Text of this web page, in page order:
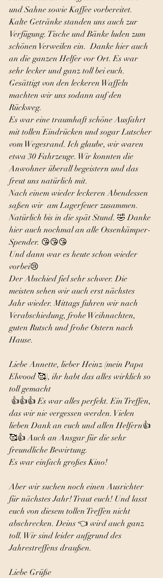
und Sahne sowie Kaffee vorbereitet.
Kalte Getränke standen uns auch zur
Verfügung. Tische und Bänke luden zum
schönen Verweilen ein.  Danke hier auch
an die ganzen Helfer vor Ort. Es war
sehr lecker und ganz toll bei euch.
Gesättigt von den leckeren Waffeln
machten wir uns sodann auf den
Rückweg.
Es war eine traumhaft schöne Ausfahrt
mit tollen Eindrücken und sogar Lutscher
vom Wegesrand. Ich glaube, wir waren
etwa 30 Fahrzeuge. Wir konnten die
Anwohner überall begeistern und das
freut uns natürlich mit.
Nach einem wieder leckeren Abendessen
saßen wir  am Lagerfeuer zusammen.
Natürlich bis in die spät Stund. 🤣 Danke
hier auch nochmal an alle Ossenkämper-
Spender. 😘😘😘
Und dann war es heute schon wieder
vorbei😢
Der Abschied fiel sehr schwer. Die
meisten sehen wir auch erst nächstes
Jahr wieder. Mittags fuhren wir nach
Verabschiedung, frohe Weihnachten,
guten Rutsch und frohe Ostern nach
Hause.
Liebe Annette, lieber Heinz (mein Papa
Elwood 🥰), ihr habt das alles wirklich so
toll gemacht
👍👍👍 Es war alles perfekt. Ein Treffen,
das wir nie vergessen werden. Vielen
lieben Dank an euch und allen Helfern👍
🥰👍 Auch an Ansgar für die sehr
freundliche Bewirtung.
Es war einfach großes Kino!
Aber wir suchen noch einen Ausrichter
für nächstes Jahr! Traut euch! Und lasst
euch von diesem tollen Treffen nicht
abschrecken. Deins 👈 wird auch ganz
toll. Wir sind leider aufgrund des
Jahrestreffens draußen.
Liebe Grüße